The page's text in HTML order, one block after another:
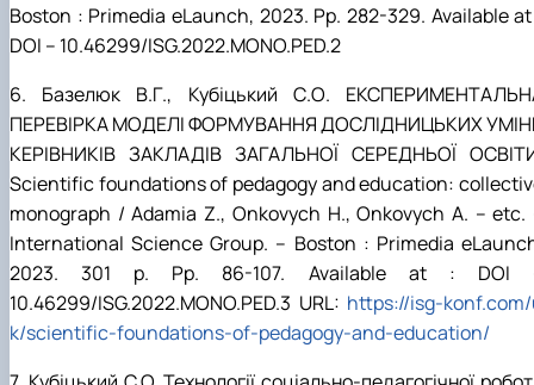
Boston : Primedia eLaunch, 2023. Рр. 282-329. Available
DOI – 10.46299/ISG.2022.MONO.PED.2
6. Базелюк В.Г., Кубіцький С.О.
ПЕРЕВІРКА МОДЕЛІ ФОРМУВАННЯ ДОСЛІДНИЦЬКИХ
КЕРІВНИКІВ ЗАКЛАДІВ ЗАГАЛЬНОЇ СЕРЕДНЬОЇ
Scientific foundations of pedagogy and education:
monograph / Adamia Z., Onkovych H., Onkovych A. – etc.
Іnternational Science Group. – Boston : Primedia
2023. 301 р. Рр. 86-107. Available at : DOI
10.46299/ISG.2022.MONO.PED.3 URL: https://isg-
k/scientific-foundations-of-pedagogy-and-education/